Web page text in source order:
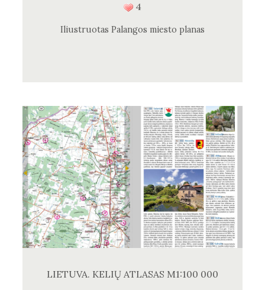
4
Iliustruotas Palangos miesto planas
LIETUVA. KELIŲ ATLASAS M1:100 000